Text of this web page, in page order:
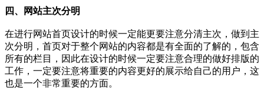
四、网站主次分明
在进行网站首页设计的时候一定能更要注意分清主次，做到主
次分明，首页对于整个网站的内容都是有全面的了解的，包含
所有的栏目，因此在设计的时候一定要注意合理的做好排版的
工作，一定要注意将重要的内容更好的展示给自己的用户，这
也是一个非常重要的方面。